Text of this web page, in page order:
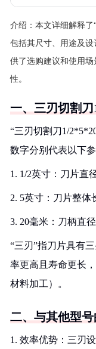
介绍： 本文详细解释了
包括其尺寸、用途及
供了选购建议和使用
性。
一、三刃切割
“三刃切割刀1/
数字分别代表以下
1. 1/2英寸：刀片直
2. 5英寸：刀片整体
3. 20毫米：刀柄直
“三刃”指刀片具有
率更高且寿命更长
材料加工）。
二、与其他型
1. 效率优势：三刃